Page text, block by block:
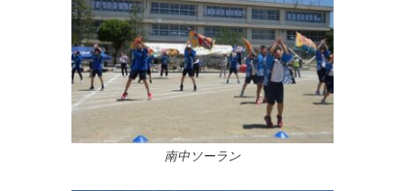
南中ソーラン